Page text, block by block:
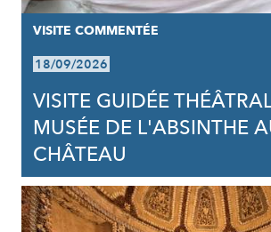
VISITE COMMENTÉE
18/09/2026
VISITE GUIDÉE
MUSÉE DE L'ABSINTHE
CHÂTEAU